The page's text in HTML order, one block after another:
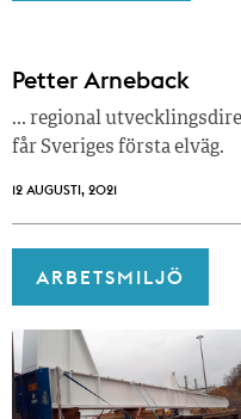
Petter Arneback
… regional
får Sveriges första elväg.
12 AUGUSTI, 2021
ARBETSMILJÖ